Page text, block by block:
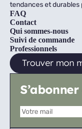
tendances et durables
FAQ
Contact
Qui sommes-nous
Suivi de commande
Professionnels
Trouver mon